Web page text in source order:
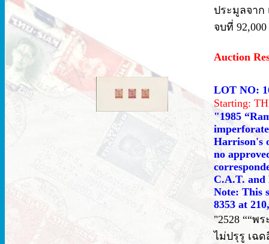
ประมูลจาก
จบที่
Auction
LOT NO:
Starting:
"1985
Harrison's
no
C.A.T. and
Note: This
8353 at
"2528 ““พ
ไม่ปรุรู เฉ